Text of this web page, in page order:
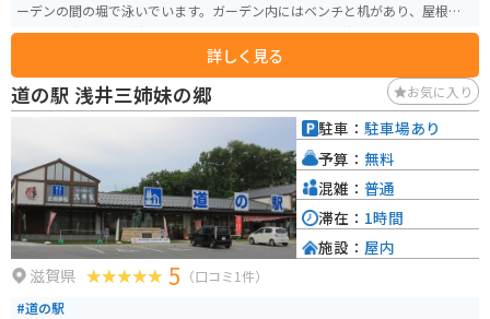
ーデンの間の堀で泳いでいます。ガーデン内にはベンチと机があり、屋根付
きなので涼むことが出来ます。6月に楽しめるツーリングスポットです。
詳しく見る
道の駅 浅井三姉妹の郷 お気に入り
滋賀県 5 （口コミ1件）
#道の駅
駐車： 駐車場あり
予算： 無料
混雑： 普通
滞在： 1時間
施設： 屋内